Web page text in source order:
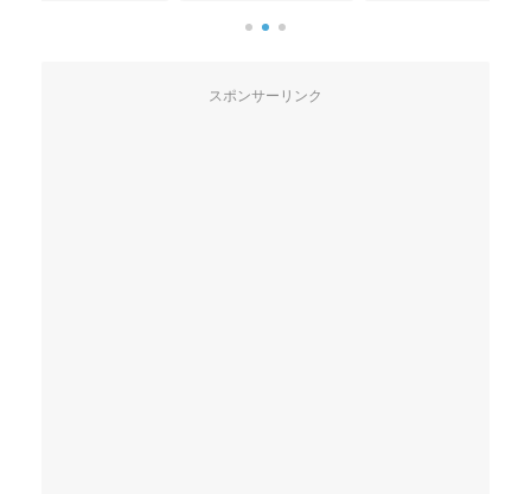
スポンサーリンク